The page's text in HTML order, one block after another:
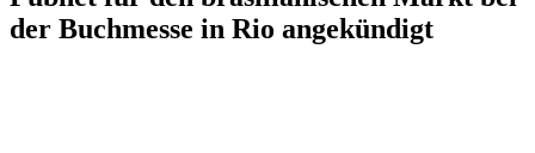
der Buchmesse in Rio angekündigt